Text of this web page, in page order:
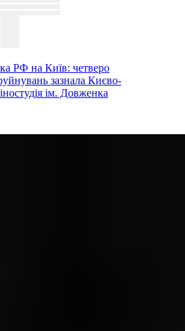
РФ на Київ: четверо
зазнала Києво-
ім. Довженка